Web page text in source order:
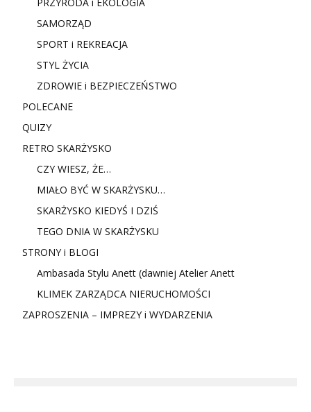
SAMORZĄD
SPORT i REKREACJA
STYL ŻYCIA
ZDROWIE i BEZPIECZEŃSTWO
POLECANE
QUIZY
RETRO SKARŻYSKO
CZY WIESZ, ŻE…
MIAŁO BYĆ W SKARŻYSKU…
SKARŻYSKO KIEDYŚ I DZIŚ
TEGO DNIA W SKARŻYSKU
STRONY i BLOGI
Ambasada Stylu Anett (dawniej Atelier Anett
KLIMEK ZARZĄDCA NIERUCHOMOŚCI
ZAPROSZENIA – IMPREZY i WYDARZENIA